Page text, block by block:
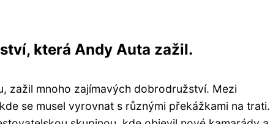
která Andy Auta zažil.
zažil mnoho zajímavých dobrodružství. Mezi
se musel vyrovnat s různými překážkami na trati.